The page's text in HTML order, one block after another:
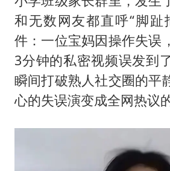
方桃子代
和无数网友都直呼“脚趾
件：一位宝妈因操作失误
3分钟的私密视频误发到
瞬间打破熟人社交圈的平
心的失误演变成全网热议的